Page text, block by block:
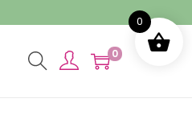
0
0